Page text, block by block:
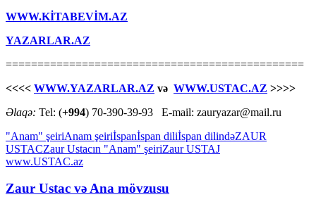
WWW.KİTABEVİM.AZ
YAZARLAR.AZ
===============================================
<<<< WWW.YAZARLAR.AZ və WWW.USTAC.AZ >>>>
Əlaqə: Tel: (+994) 70-390-39-93 E-mail: zauryazar@mail.ru
"Anam" şeiriAnam şeiriİspanİspan diliİspan dilindəZAUR
USTACZaur Ustacın "Anam" şeiriZaur USTAJ
www.USTAC.az
Zaur Ustac və Ana mövzusu